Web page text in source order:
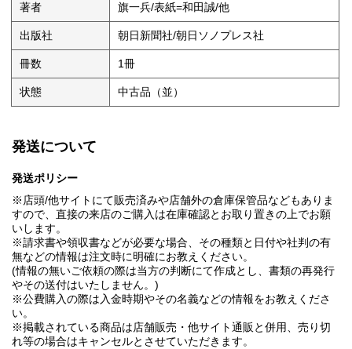
著者 旗一兵/表紙=和田誠/他
出版社 朝日新聞社/朝日ソノプレス社
冊数 1冊
状態 中古品（並）
発送について
発送ポリシー
※店頭/他サイトにて販売済みや店舗外の倉庫保管品などもありま
すので、直接の来店のご購入は在庫確認とお取り置きの上でお願
いします。
※請求書や領収書などが必要な場合、その種類と日付や社判の有
無などの情報は注文時に明確にお教えください。
(情報の無いご依頼の際は当方の判断にて作成とし、書類の再発行
やその送付はいたしません。)
※公費購入の際は入金時期やその名義などの情報をお教えくださ
い。
※掲載されている商品は店舗販売・他サイト通販と併用、売り切
れ等の場合はキャンセルとさせていただきます。